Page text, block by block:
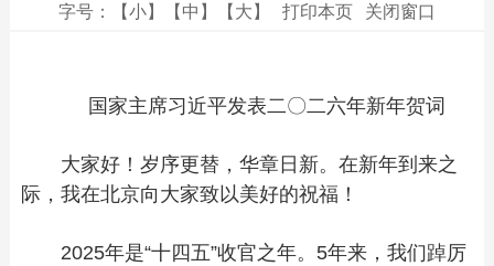
字号：
【小】 【中】 【大】 打印本页 关闭窗口
国家主席习近平发表二〇二六年新年贺词
大家好！岁序更替，华章日新。在新年到来之
际，我在北京向大家致以美好的祝福！
2025年是“十四五”收官之年。5年来，我们踔厉